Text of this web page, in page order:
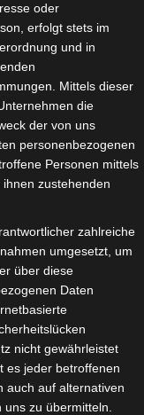
VSX.
für optimale
du hier:Volta
oder
erfolgt stets im
und in
Mittels dieser
die
der von uns
personenbezogenen
Personen mittels
zustehenden
zahlreiche
umgesetzt, um
über diese
Daten
nicht gewährleistet
es jeder betroffenen
auch auf alternativen
zu übermitteln.